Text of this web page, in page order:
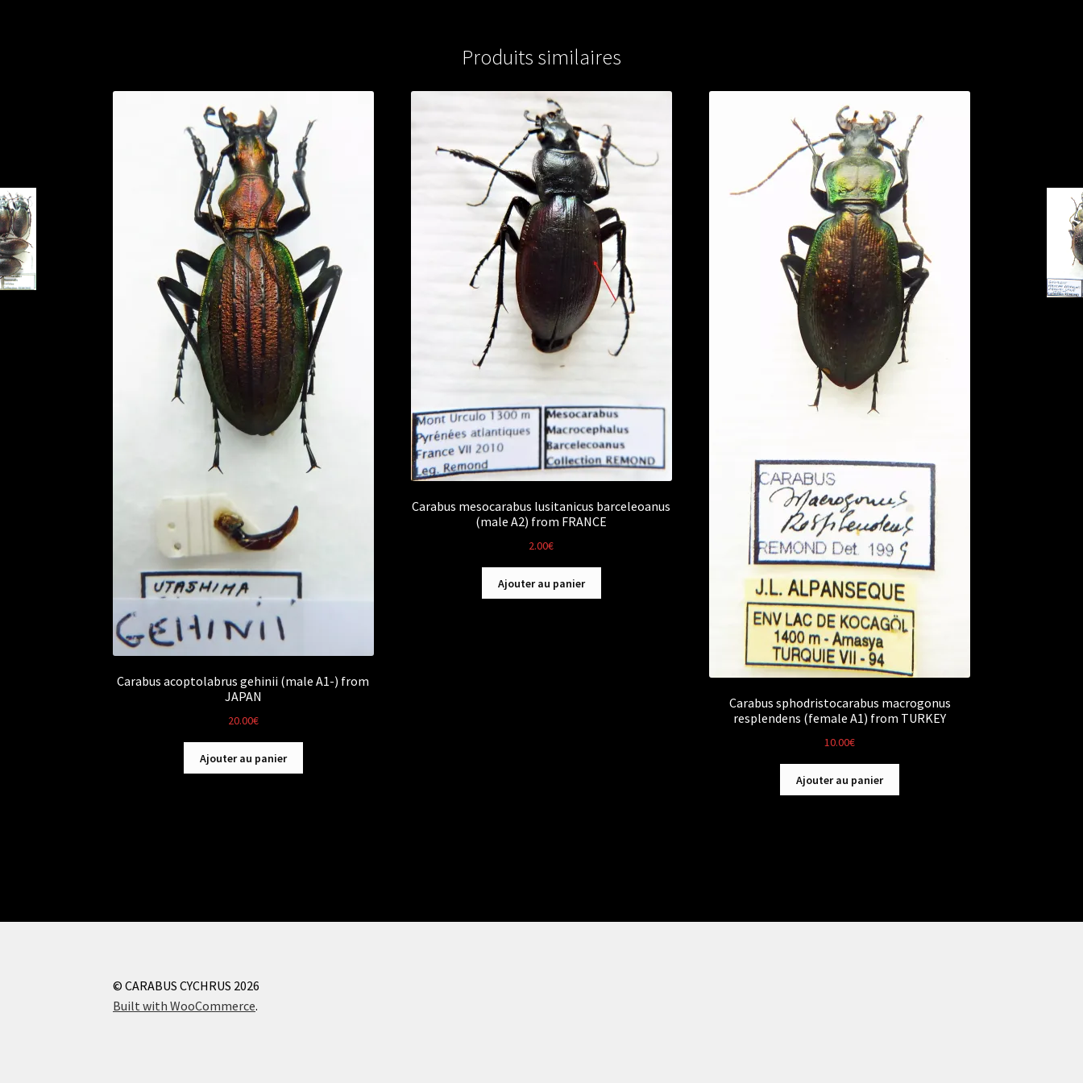
Produits similaires
Carabus acoptolabrus gehinii (male A1-) from
JAPAN
20.00€
Ajouter au panier
Carabus mesocarabus lusitanicus barceleoanus
(male A2) from FRANCE
2.00€
Ajouter au panier
Carabus sphodristocarabus macrogonus
resplendens (female A1) from TURKEY
10.00€
Ajouter au panier
© CARABUS CYCHRUS 2026
Built with WooCommerce.